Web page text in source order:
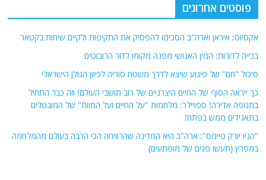
פוסטים אחרונים
אקסיוס: איראן וארה"ב הסכימו להפסיק את התקיפות ולקיים שיחות בקטאר
בכייה לדורות: המין האנושי מפנה מקומו לדור הרובוטים
סיכול "חם" של פיגוע שיצא לדרך משטח סוריה לכיוון הגולן הישראלי
כך ייראה הסוף של החיים היצרניים של רוב תושבי העולם! וזה כבר התחיל
בתנופה אדירה! ספויילר: מלחמות "על החיים ועל המוות" של המובטלים
בתאגידים ממש בפתח!
"הניו יורק טיימס": ארה"ב היא המדינה שהרוויחה הכי הרבה בעולם מהמלחמה
במפרץ (תעשו פנים של מופתעים)